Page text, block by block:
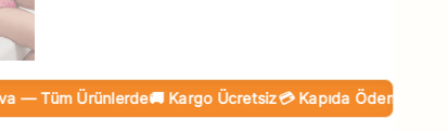
Ürünlerde🚚 Kargo Ücretsiz💳 Kapıda Ödeme (Nakit / KK)